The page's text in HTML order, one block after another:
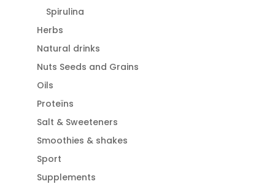
Spirulina
Herbs
Natural drinks
Nuts Seeds and Grains
Oils
Proteïns
Salt & Sweeteners
Smoothies & shakes
Sport
Supplements